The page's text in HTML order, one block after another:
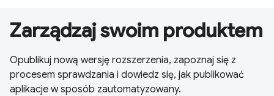
Zarządzaj swoim produktem
Opublikuj nową wersję rozszerzenia, zapoznaj się z
procesem sprawdzania i dowiedz się, jak publikować
aplikacje w sposób zautomatyzowany.